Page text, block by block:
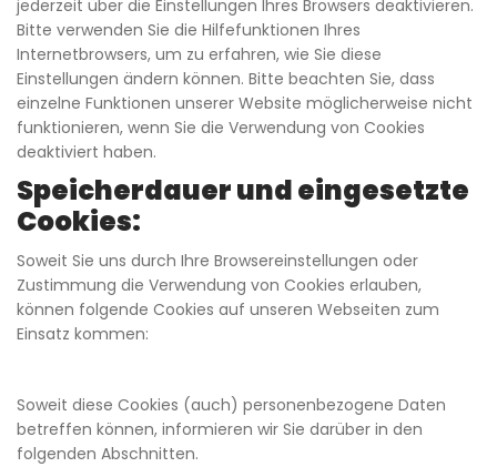
jederzeit über die Einstellungen Ihres Browsers deaktivieren.
Bitte verwenden Sie die Hilfefunktionen Ihres
Internetbrowsers, um zu erfahren, wie Sie diese
Einstellungen ändern können. Bitte beachten Sie, dass
einzelne Funktionen unserer Website möglicherweise nicht
funktionieren, wenn Sie die Verwendung von Cookies
deaktiviert haben.
Speicherdauer und eingesetzte
Cookies:
Soweit Sie uns durch Ihre Browsereinstellungen oder
Zustimmung die Verwendung von Cookies erlauben,
können folgende Cookies auf unseren Webseiten zum
Einsatz kommen:
Soweit diese Cookies (auch) personenbezogene Daten
betreffen können, informieren wir Sie darüber in den
folgenden Abschnitten.